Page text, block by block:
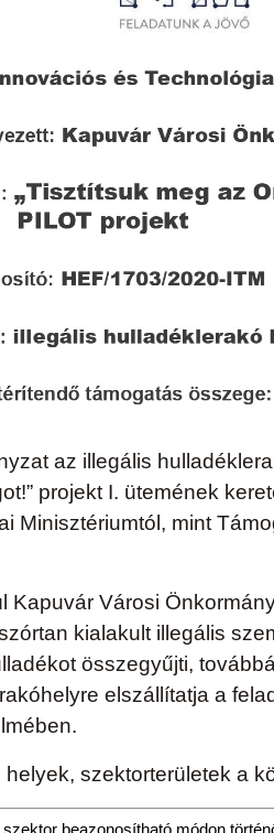
az illegális
projekt I. ütemének
Minisztériumtól, mint
Kapuvár Városi
kialakult illegális
összegyűjti,
elszállítatja a
szektorterületek a
szektor beazonosítható módon